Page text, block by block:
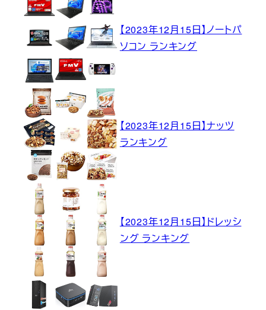
【2023年12月15日】ノートパ
ソコン ランキング
【2023年12月15日】ナッツ
ランキング
【2023年12月15日】ドレッシ
ング ランキング